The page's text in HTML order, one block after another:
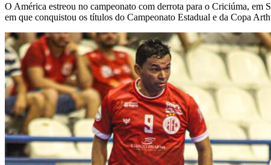
O América estreou no campeonato com derrota para o Criciúma, em
em que conquistou os títulos do Campeonato Estadual e da Copa